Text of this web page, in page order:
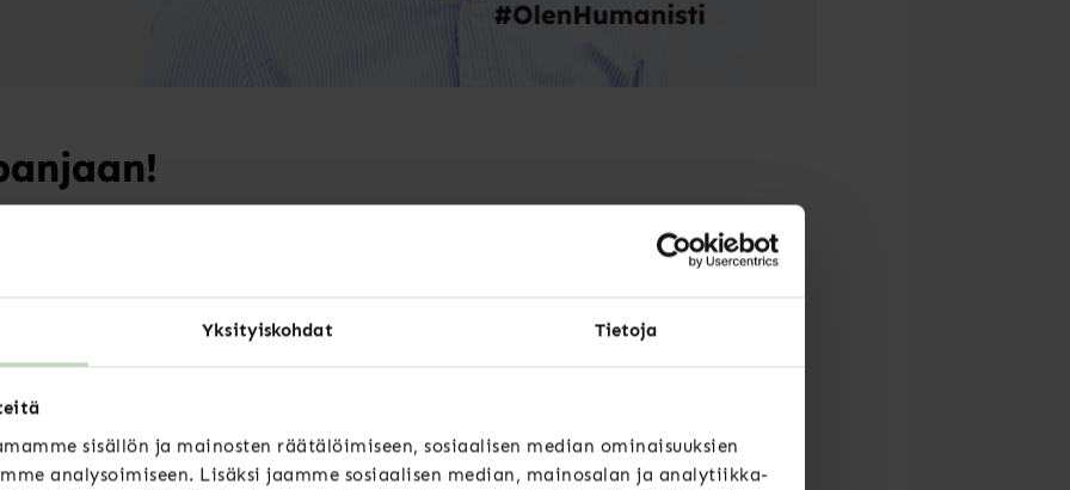
Yksityiskohdat Tietoja
sisällön ja mainosten räätälöimiseen, sosiaalisen median ominaisuuksien
analysoimiseen. Lisäksi jaamme sosiaalisen median, mainosalan ja analytiikka-
äänesi – lähde siis mukaan kampanjaan kertomalla ylpeästi omissa
viikolla. Ennen sitä voit jo käydä tutustumassa aiemmin julkaistuihin
sivuilla osoitteessa
taustalla Specian kanssa ovat Kieliasiantuntijat ry, Kuntien